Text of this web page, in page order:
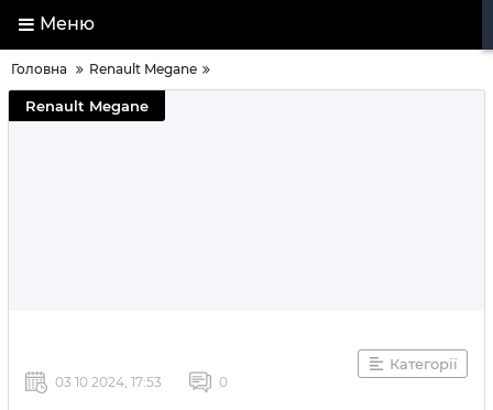
Меню
Головна Renault Megane
Renault Megane
Категорії
03 10 2024, 17:53 0